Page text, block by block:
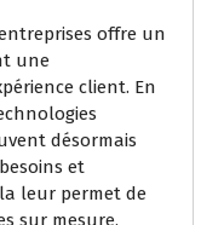
offre un
une
client. En
désormais
et
leur permet de
sur mesure,